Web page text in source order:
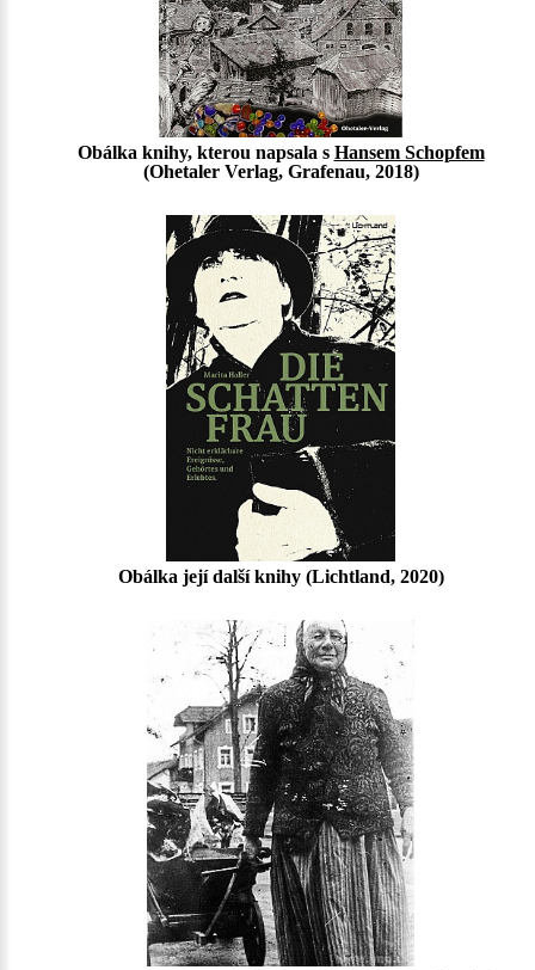
Obálka knihy, kterou napsala s Hansem Schopfem
(Ohetaler Verlag, Grafenau, 2018)
Obálka její další knihy (Lichtland, 2020)